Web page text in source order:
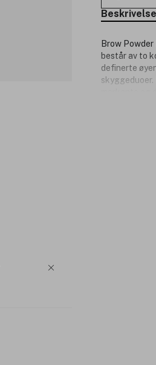
Beskrivelse
Brow
består av to
definerte